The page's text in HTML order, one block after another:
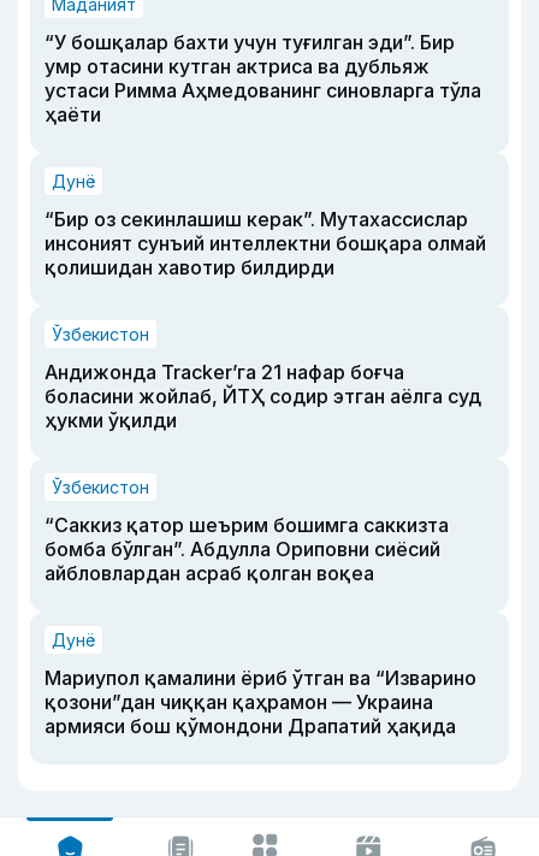
Маданият
“У бошқалар бахти учун туғилган эди”. Бир
умр отасини кутган актриса ва дубльяж
устаси Римма Аҳмедованинг синовларга тўла
ҳаёти
Дунё
“Бир оз секинлашиш керак”. Мутахассислар
инсоният сунъий интеллектни бошқара олмай
қолишидан хавотир билдирди
Ўзбекистон
Андижонда Tracker’га 21 нафар боғча
боласини жойлаб, ЙТҲ содир этган аёлга суд
ҳукми ўқилди
Ўзбекистон
“Саккиз қатор шеърим бошимга саккизта
бомба бўлган”. Абдулла Ориповни сиёсий
айбловлардан асраб қолган воқеа
Дунё
Мариупол қамалини ёриб ўтган ва “Изварино
қозони”дан чиққан қаҳрамон — Украина
армияси бош қўмондони Драпатий ҳақида